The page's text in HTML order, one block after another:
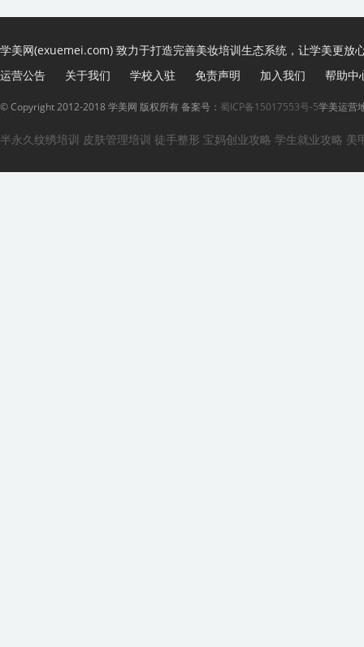
学美网(exuemei.com) 致力于打造完善美妆培训生态系统，让学美更放
运营公告
关于我们 学校入驻 免责声明 加入我们 帮助中
© Copyright 2012-2018 学美网 版权所有 备案号： 蜀ICP备15017553号-5学美运营
半永久纹绣培训 皮肤管理培训 徒手整形 宝妈创业攻略 学生就业攻略 美